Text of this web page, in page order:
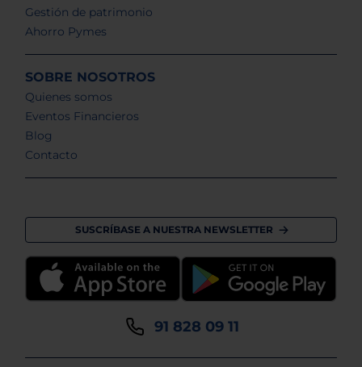
Gestión de patrimonio
Ahorro Pymes
SOBRE NOSOTROS
Quienes somos
Eventos Financieros
Blog
Contacto
SUSCRÍBASE A NUESTRA NEWSLETTER
91 828 09 11